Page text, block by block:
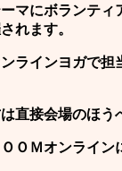
マにボランティ
れます。
ラインヨガで担
直接会場のほう
ＯＭオンライン